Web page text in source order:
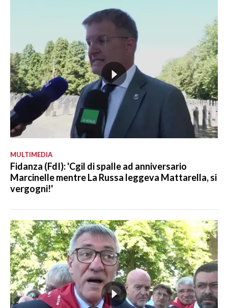
MULTIMEDIA
Fidanza (FdI): 'Cgil di spalle ad anniversario
Marcinelle mentre La Russa leggeva Mattarella, si
vergogni!'